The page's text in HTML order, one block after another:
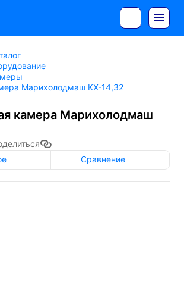
Марихолодмаш КХ-14,32
камера Марихолодмаш
Сравнение